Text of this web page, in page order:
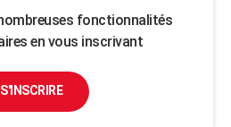
fonctionnalités
en vous inscrivant
S'INSCRIRE